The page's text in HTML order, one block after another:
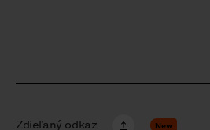
Zdieľaný odkaz New